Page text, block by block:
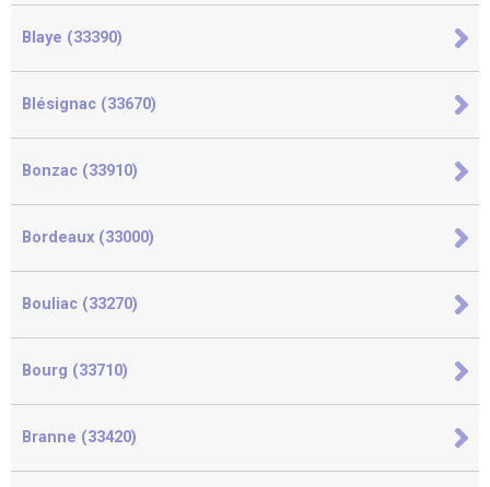
Blaye (33390)
Blésignac (33670)
Bonzac (33910)
Bordeaux (33000)
Bouliac (33270)
Bourg (33710)
Branne (33420)